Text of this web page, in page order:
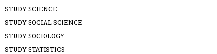
STUDY SCIENCE
STUDY SOCIAL SCIENCE
STUDY SOCIOLOGY
STUDY STATISTICS